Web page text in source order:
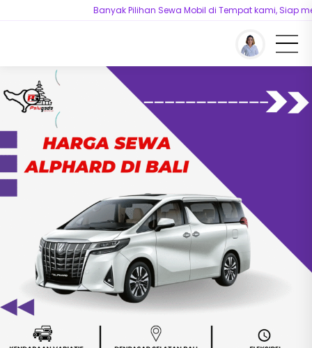
Banyak Pilihan Sewa Mobil di Tempat kami, Siap
Beranda/Artikel/Harga Sewa Alphard di Bali Terjangkau,